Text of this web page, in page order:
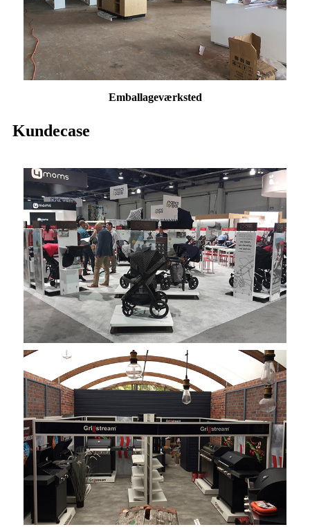
Emballageværksted
Kundecase